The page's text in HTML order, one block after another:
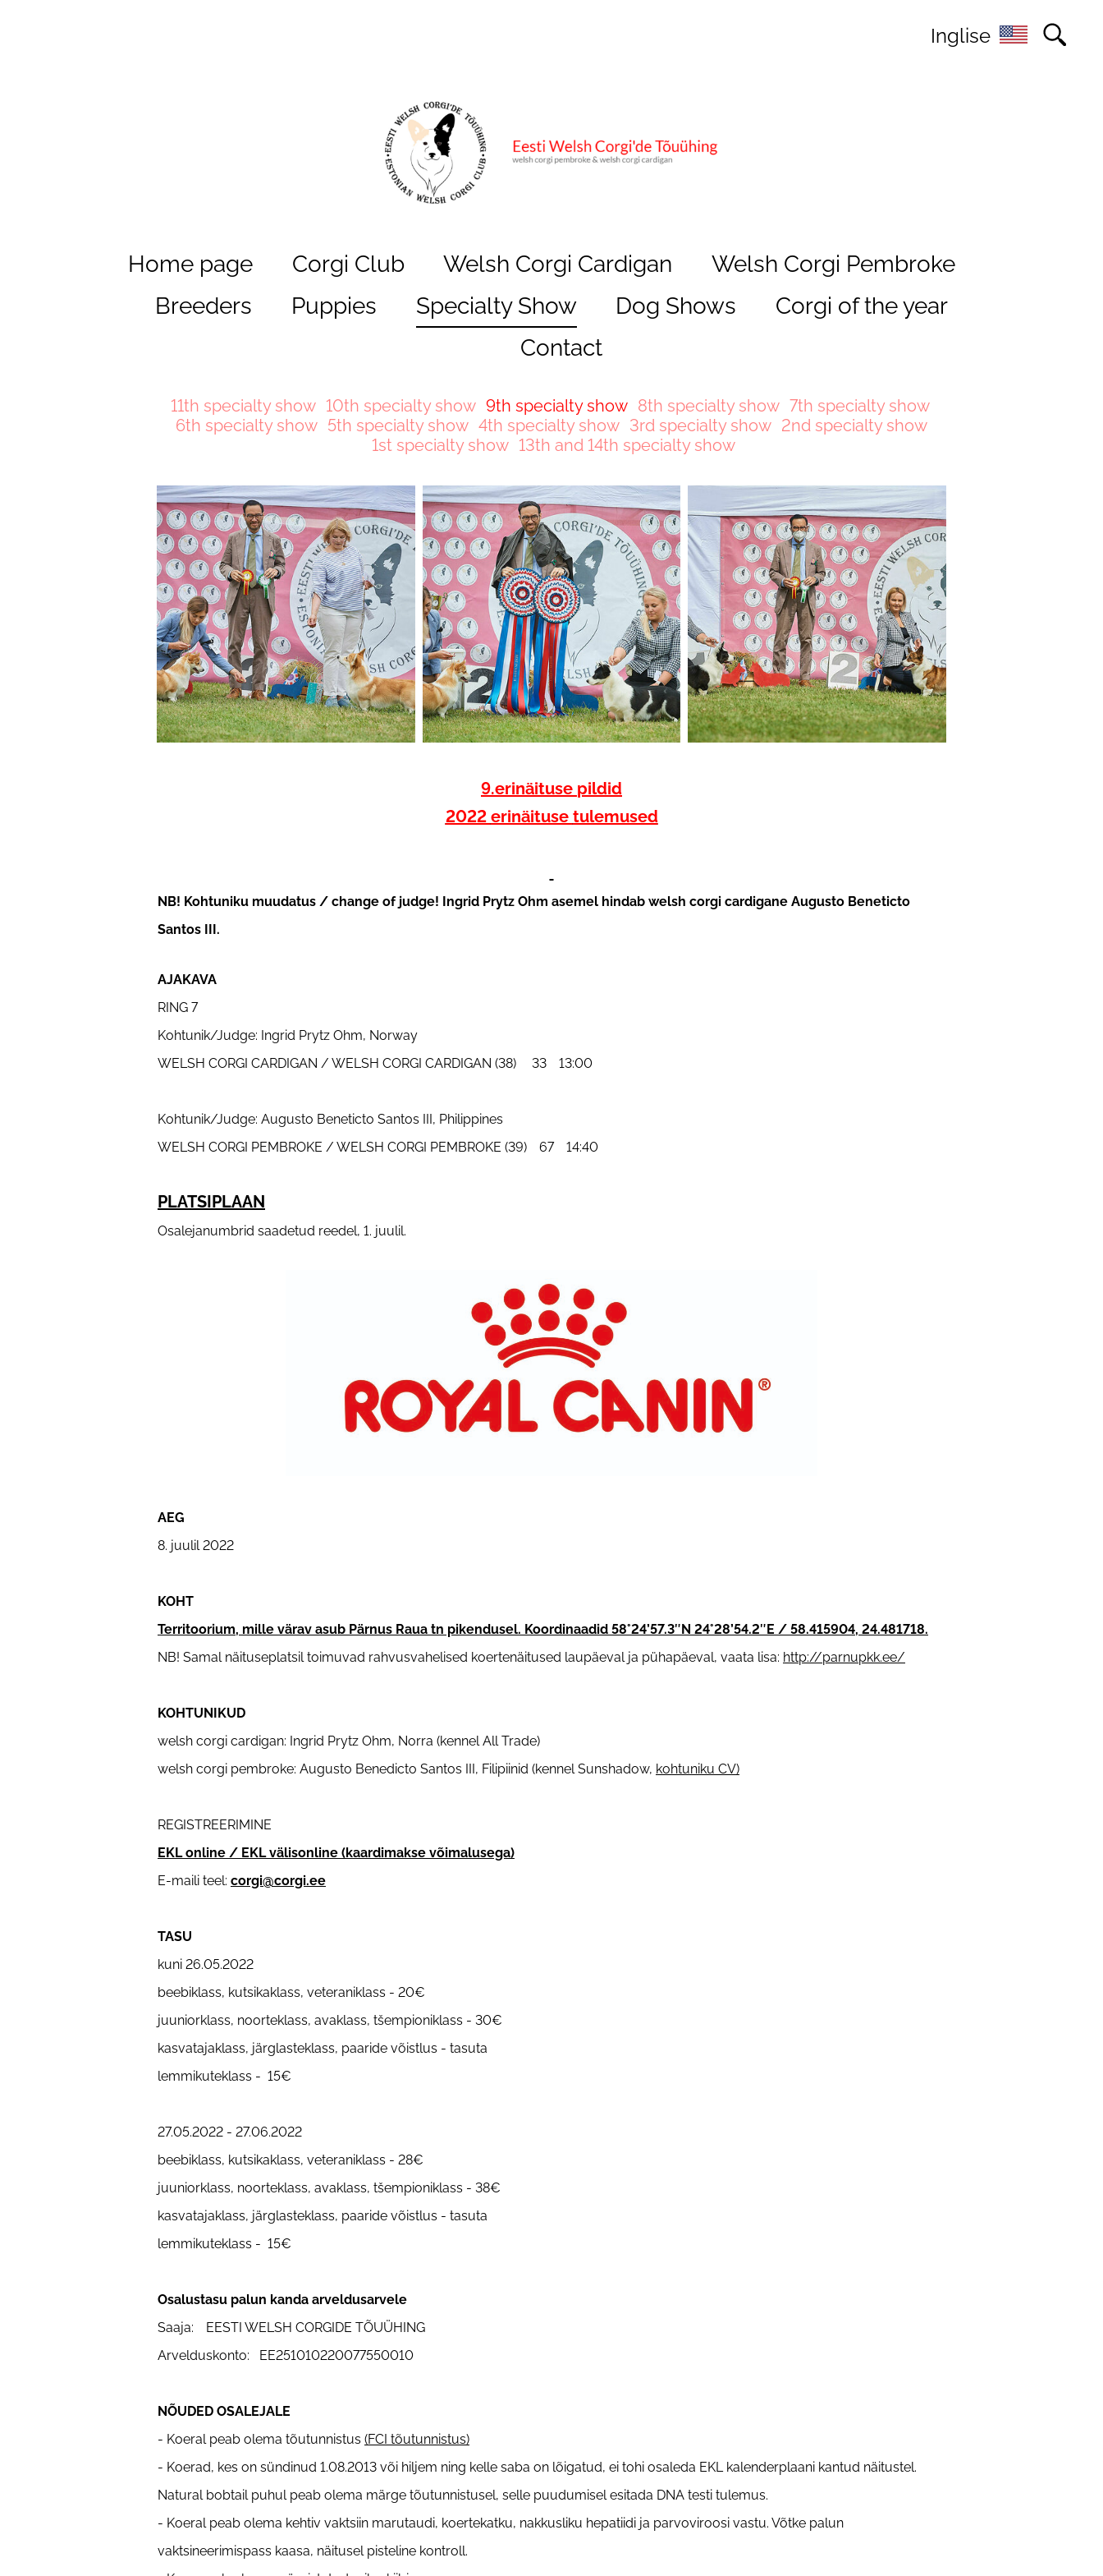
Inglise
Home page Corgi Club Welsh Corgi Cardigan
Welsh Corgi Pembroke
Breeders
Puppies Specialty Show Dog Shows
Corgi of the year
Contact
11th specialty show 10th specialty show 9th specialty show 8th specialty show 7th specialty show
6th specialty show 5th specialty show 4th specialty show 3rd specialty show 2nd specialty show
1st specialty show 13th and 14th specialty show
9.erinäituse pildid
2022 erinäituse tulemused
NB! Kohtuniku muudatus / change of judge! Ingrid Prytz Ohm asemel hindab welsh corgi cardigane Augusto Beneticto
Santos III.
AJAKAVA
RING 7
Kohtunik/Judge: Ingrid Prytz Ohm, Norway
WELSH CORGI CARDIGAN / WELSH CORGI CARDIGAN (38) 33 13:00
Kohtunik/Judge: Augusto Beneticto Santos III, Philippines
WELSH CORGI PEMBROKE / WELSH CORGI PEMBROKE (39) 67 14:40
PLATSIPLAAN
Osalejanumbrid saadetud reedel, 1. juulil.
AEG
8. juulil 2022
KOHT
Territoorium, mille värav asub Pärnus Raua tn pikendusel. Koordinaadid 58°24’57.3″N 24°28’54.2″E / 58.415904, 24.481718.
NB! Samal näituseplatsil toimuvad rahvusvahelised koertenäitused laupäeval ja pühapäeval, vaata lisa: http://parnupkk.ee/
KOHTUNIKUD
welsh corgi cardigan: Ingrid Prytz Ohm, Norra (kennel All Trade)
welsh corgi pembroke: Augusto Benedicto Santos III, Filipiinid (kennel Sunshadow, kohtuniku CV)
REGISTREERIMINE
EKL online / EKLvälisonline (kaardimakse võimalusega)
E-maili teel: corgi@corgi.ee
TASU
kuni 26.05.2022
beebiklass, kutsikaklass, veteraniklass - 20€
juuniorklass, noorteklass, avaklass, tšempioniklass - 30€
kasvatajaklass, järglasteklass, paaride võistlus - tasuta
lemmikuteklass - 15€
27.05.2022 - 27.06.2022
beebiklass, kutsikaklass, veteraniklass - 28€
juuniorklass, noorteklass, avaklass, tšempioniklass - 38€
kasvatajaklass, järglasteklass, paaride võistlus - tasuta
lemmikuteklass - 15€
Osalustasu palun kanda arveldusarvele
Saaja: EESTI WELSH CORGIDE TÕUÜHING
Arvelduskonto: EE251010220077550010
NÕUDED OSALEJALE
- Koeral peab olema tõutunnistus (FCI tõutunnistus)
- Koerad, kes on sündinud 1.08.2013 või hiljem ning kelle saba on lõigatud, ei tohi osaleda EKL kalenderplaani kantud näitustel.
Natural bobtail puhul peab olema märge tõutunnistusel, selle puudumisel esitada DNA testi tulemus.
- Koeral peab olema kehtiv vaktsiin marutaudi, koertekatku, nakkusliku hepatiidi ja parvoviroosi vastu. Võtke palun
vaktsineerimispass kaasa, näitusel pisteline kontroll.